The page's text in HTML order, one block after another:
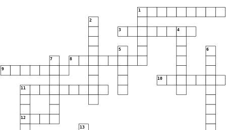
1
2
3 4
5 6
7 8
9
10
11
12
13